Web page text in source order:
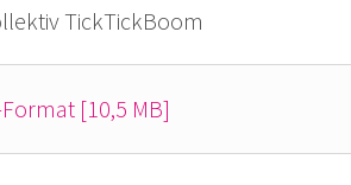
TickTickBoom
[10,5 MB]